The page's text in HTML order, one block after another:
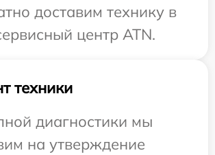
доставим технику в
центр ATN.
техники
диагностики мы
на утверждение